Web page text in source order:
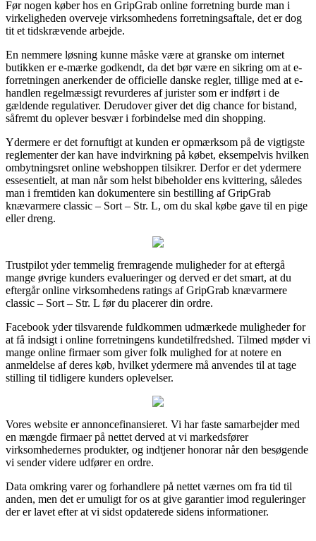
Før nogen køber hos en GripGrab online forretning burde man i
virkeligheden overveje virksomhedens forretningsaftale, det er dog
tit et tidskrævende arbejde.
En nemmere løsning kunne måske være at granske om internet
butikken er e-mærke godkendt, da det bør være en sikring om at e-
forretningen anerkender de officielle danske regler, tillige med at e-
handlen regelmæssigt revurderes af jurister som er indført i de
gældende regulativer. Derudover giver det dig chance for bistand,
såfremt du oplever besvær i forbindelse med din shopping.
Ydermere er det fornuftigt at kunden er opmærksom på de vigtigste
reglementer der kan have indvirkning på købet, eksempelvis hvilken
ombytningsret online webshoppen tilsikrer. Derfor er det ydermere
essesentielt, at man når som helst bibeholder ens kvittering, således
man i fremtiden kan dokumentere sin bestilling af GripGrab
knævarmere classic – Sort – Str. L, om du skal købe gave til en pige
eller dreng.
Trustpilot yder temmelig fremragende muligheder for at eftergå
mange øvrige kunders evalueringer og derved er det smart, at du
eftergår online virksomhedens ratings af GripGrab knævarmere
classic – Sort – Str. L før du placerer din ordre.
Facebook yder tilsvarende fuldkommen udmærkede muligheder for
at få indsigt i online forretningens kundetilfredshed. Tilmed møder vi
mange online firmaer som giver folk mulighed for at notere en
anmeldelse af deres køb, hvilket ydermere må anvendes til at tage
stilling til tidligere kunders oplevelser.
Vores website er annoncefinansieret. Vi har faste samarbejder med
en mængde firmaer på nettet derved at vi markedsfører
virksomhedernes produkter, og indtjener honorar når den besøgende
vi sender videre udfører en ordre.
Data omkring varer og forhandlere på nettet værnes om fra tid til
anden, men det er umuligt for os at give garantier imod reguleringer
der er lavet efter at vi sidst opdaterede sidens informationer.